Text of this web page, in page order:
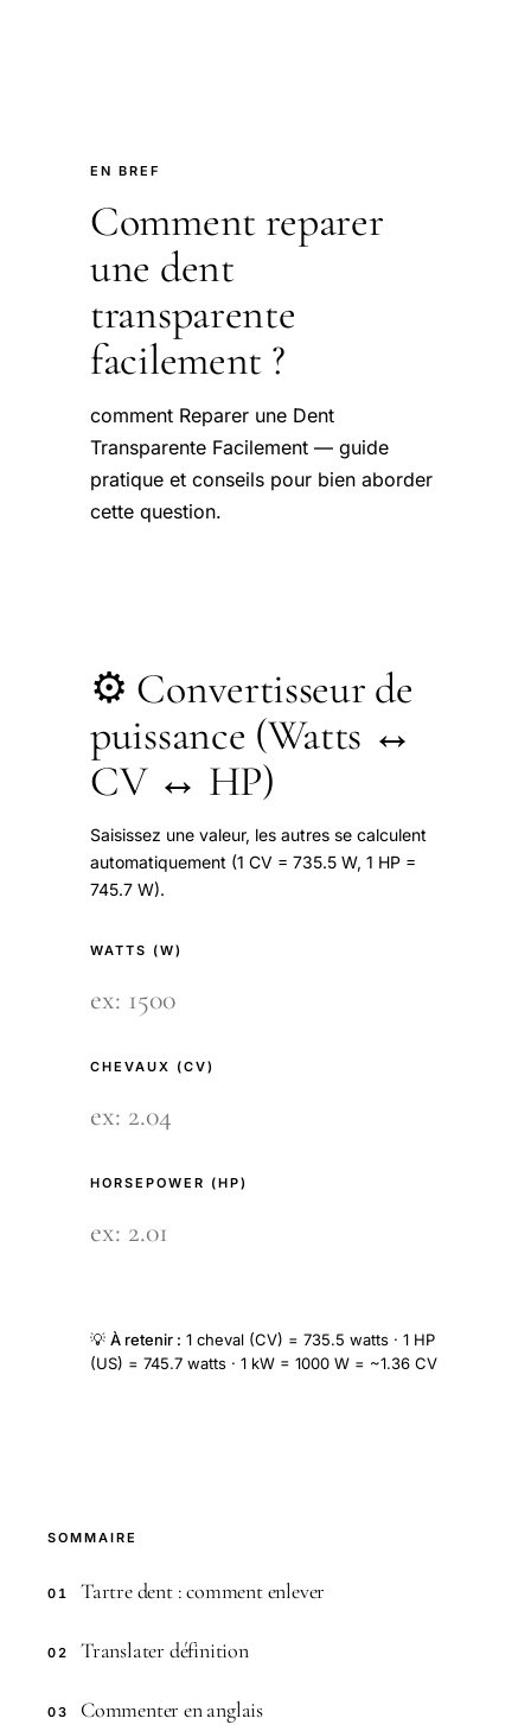
EN BREF
Comment reparer
une dent
transparente
facilement ?
comment Reparer une Dent
Transparente Facilement — guide
pratique et conseils pour bien aborder
cette question.
⚙️ Convertisseur de
puissance (Watts ↔
CV ↔ HP)
Saisissez une valeur, les autres se calculent
automatiquement (1 CV = 735.5 W, 1 HP =
745.7 W).
WATTS (W)
CHEVAUX (CV)
HORSEPOWER (HP)
💡 À retenir : 1 cheval (CV) = 735.5 watts · 1 HP
(US) = 745.7 watts · 1 kW = 1000 W = ~1.36 CV
SOMMAIRE
01 Tartre dent : comment enlever
02 Translater définition
03 Commenter en anglais